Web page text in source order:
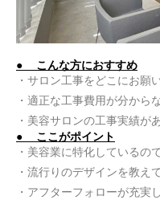
● こんな方におすすめ
・サロン工事をどこにお願
・適正な工事費用が分から
・美容サロンの工事実績が
● ここがポイント
・美容業に特化しているの
・流行りのデザインを教え
・アフターフォローが充実